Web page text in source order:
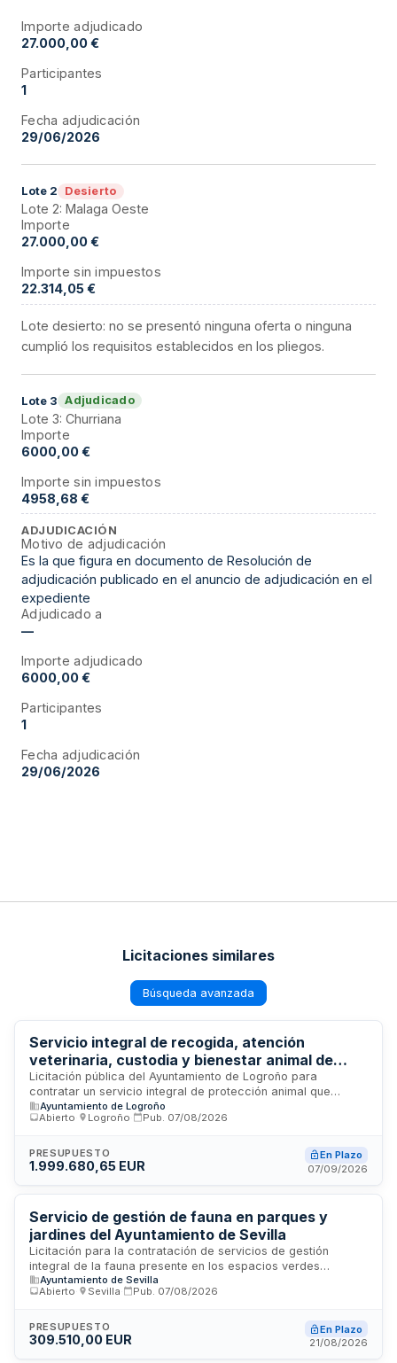
Importe adjudicado
27.000,00 €
Participantes
1
Fecha adjudicación
29/06/2026
Lote 2 Desierto
Lote 2: Malaga Oeste
Importe
27.000,00 €
Importe sin impuestos
22.314,05 €
Lote desierto: no se presentó ninguna oferta o ninguna
cumplió los requisitos establecidos en los pliegos.
Lote 3 Adjudicado
Lote 3: Churriana
Importe
6000,00 €
Importe sin impuestos
4958,68 €
ADJUDICACIÓN
Motivo de adjudicación
Es la que figura en documento de Resolución de
adjudicación publicado en el anuncio de adjudicación en el
expediente
Adjudicado a
—
Importe adjudicado
6000,00 €
Participantes
1
Fecha adjudicación
29/06/2026
Licitaciones similares
Búsqueda avanzada
Servicio integral de recogida, atención
veterinaria, custodia y bienestar animal de
compañía en Logroño
Licitación pública del Ayuntamiento de Logroño para
contratar un servicio integral de protección animal que
incluye recogida de animales domésticos, atención
veterinaria, custodia temporal, promoción del bienestar
de la captura, cuidado sanitario, alojamiento seguro y
fomento de la adopción responsable en el municipio de
de protección animal vigente.
Ayuntamiento de Logroño
Abierto
Logroño Pub. 07/08/2026
PRESUPUESTO
1.999.680,65 EUR
En Plazo
07/09/2026
Servicio de gestión de fauna en parques y
jardines del Ayuntamiento de Sevilla
Licitación para la contratación de servicios de gestión
integral de la fauna presente en los espacios verdes
municipales de Sevilla. El Ayuntamiento de Sevilla, a través
de su Junta de Gobierno, requiere profesionales
poblaciones animales en parques y jardines de la ciudad.
Este servicio incluye el diagnóstico, seguimiento y aplicación
Ayuntamiento de Sevilla
Abierto
Sevilla Pub. 07/08/2026
PRESUPUESTO
309.510,00 EUR
En Plazo
21/08/2026